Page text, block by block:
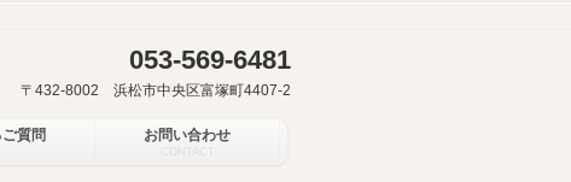
053-569-6481
〒432-8002 浜松市中央区富塚町4407-2
質問 お問い合わせ